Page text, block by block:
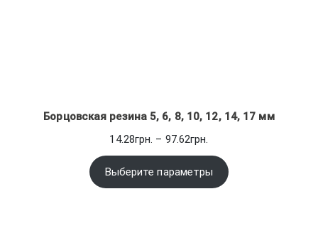
Борцовская резина 5, 6, 8, 10, 12, 14, 17 мм
14.28грн. – 97.62грн.
цен:
14.28грн.
–
Выберите параметры